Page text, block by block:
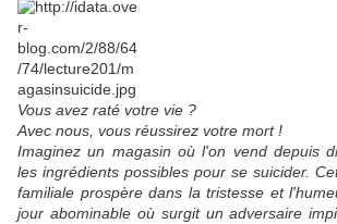
Vous avez raté votre vie ?
Avec nous, vous réussirez votre mort !
Imaginez un magasin où l'on vend depuis
les ingrédients possibles pour se suicider.
familiale prospère dans la tristesse et
jour abominable où surgit un adversaire